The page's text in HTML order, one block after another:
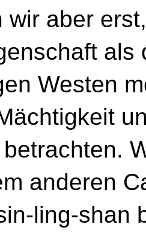
wir aber
als
Westen
anderen
ling-shan